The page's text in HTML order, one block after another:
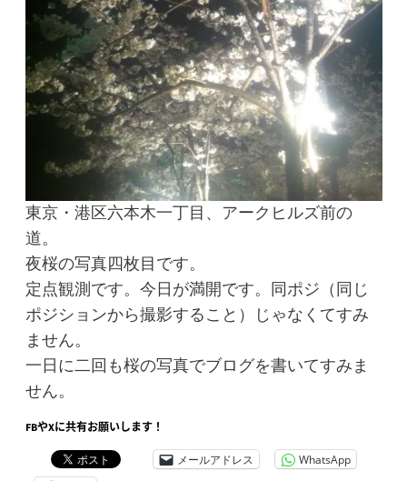
東京・港区六本木一丁目、アークヒルズ前の
道。
夜桜の写真四枚目です。
定点観測です。今日が満開です。同ポジ（同じ
ポジションから撮影すること）じゃなくてすみ
ません。
一日に二回も桜の写真でブログを書いてすみま
せん。
FBやXに共有お願いします！
メールアドレス
WhatsApp